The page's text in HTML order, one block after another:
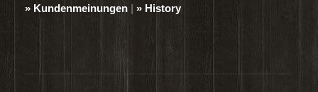
» Kundenmeinungen | » History